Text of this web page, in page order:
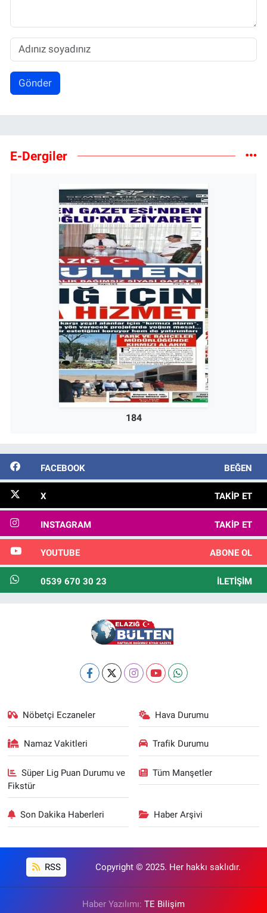
Gönder
E-Dergiler
184
FACEBOOK BEĞEN
X TAKIP ET
INSTAGRAM TAKIP ET
YOUTUBE ABONE OL
0539 670 30 23 İLETIŞIM
Nöbetçi Eczaneler Hava Durumu
Namaz Vakitleri Trafik Durumu
Süper Lig Puan Durumu ve
Fikstür
Tüm Manşetler
Son Dakika Haberleri Haber Arşivi
RSS Copyright © 2025. Her hakkı saklıdır.
Haber Yazılımı: TE Bilişim